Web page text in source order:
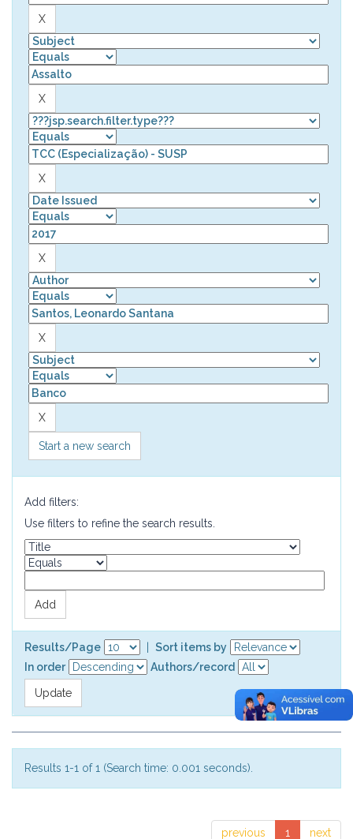
Start a new search
Add filters:
Use filters to refine the search results.
Results/Page
Sort items by
In order
Authors/record
Results 1-1 of 1 (Search time: 0.001 seconds).
previous 1 next